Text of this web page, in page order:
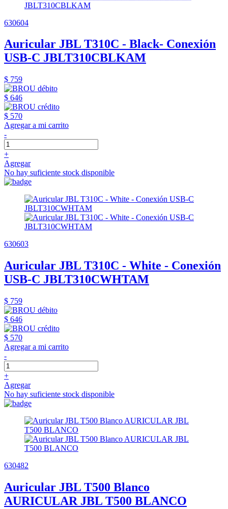
630604
Auricular JBL T310C - Black- Conexión
USB-C JBLT310CBLKAM
$ 759
$ 646
$ 570
Agregar a mi carrito
-
+
Agregar
No hay suficiente stock disponible
630603
Auricular JBL T310C - White - Conexión
USB-C JBLT310CWHTAM
$ 759
$ 646
$ 570
Agregar a mi carrito
-
+
Agregar
No hay suficiente stock disponible
630482
Auricular JBL T500 Blanco
AURICULAR JBL T500 BLANCO